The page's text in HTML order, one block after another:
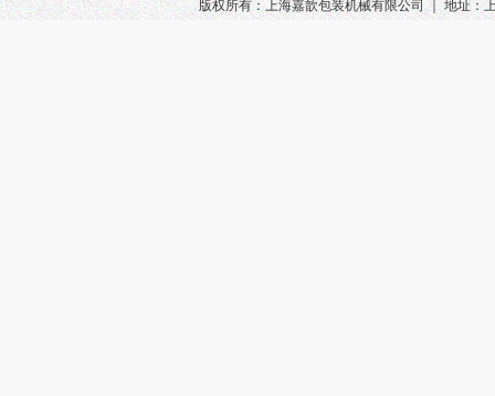
版权所有：上海嘉歆包装机械有限公司 ｜ 地址：